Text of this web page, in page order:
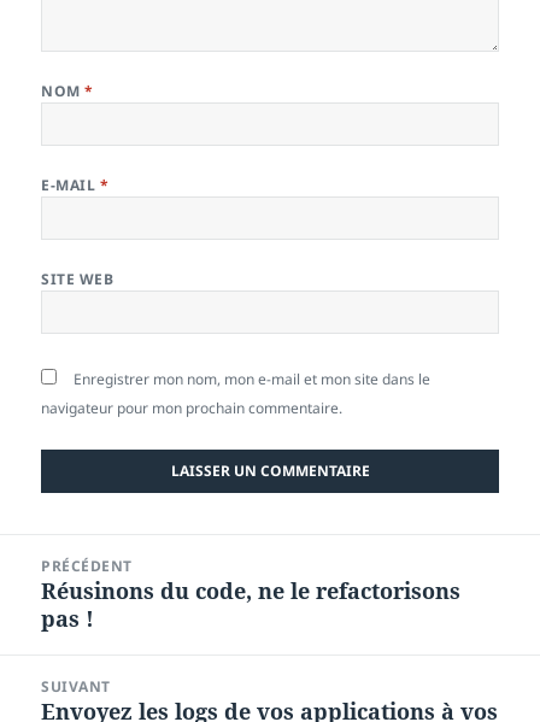
NOM*
E-MAIL *
SITE WEB
Enregistrer mon nom, mon e-mail et mon site dans le
navigateur pour mon prochain commentaire.
l’article
PRÉCÉDENT
Article
précédent :
Réusinons du code, ne le refactorisons
pas !
SUIVANT
Article
Envoyez les logs de vos applications à vos